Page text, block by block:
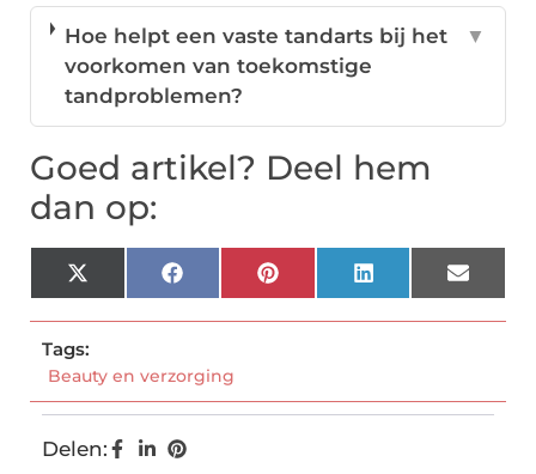
Hoe helpt een vaste tandarts bij het
voorkomen van toekomstige
tandproblemen?
▼
Goed artikel? Deel hem
dan op:
X
(Twitter)
FacebookPinterestLinkedInEmail
Tags:
Beauty en verzorging
Delen: